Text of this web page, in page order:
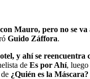
Mauro, pero no se va
Guido Záffora.
y ahí se reencuentra
de Es por Ahí, luego
¿Quién es la Máscara?